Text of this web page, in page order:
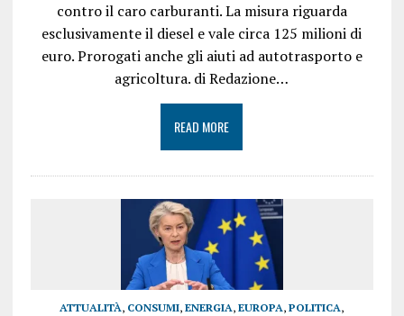
contro il caro carburanti. La misura riguarda
esclusivamente il diesel e vale circa 125 milioni di
euro. Prorogati anche gli aiuti ad autotrasporto e
agricoltura. di Redazione…
READ MORE
ATTUALITÀ, CONSUMI,ENERGIA,EUROPA,POLITICA,